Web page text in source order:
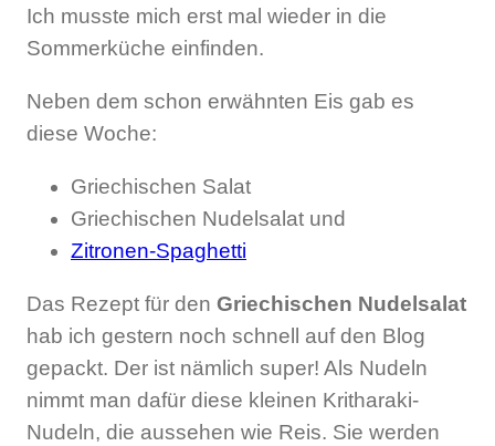
Ich musste mich erst mal wieder in die
Sommerküche einfinden.
Neben dem schon erwähnten Eis gab es
diese Woche:
Griechischen Salat
Griechischen Nudelsalat und
Zitronen-Spaghetti
Das Rezept für den Griechischen Nudelsalat
hab ich gestern noch schnell auf den Blog
gepackt. Der ist nämlich super! Als Nudeln
nimmt man dafür diese kleinen Kritharaki-
Nudeln, die aussehen wie Reis. Sie werden